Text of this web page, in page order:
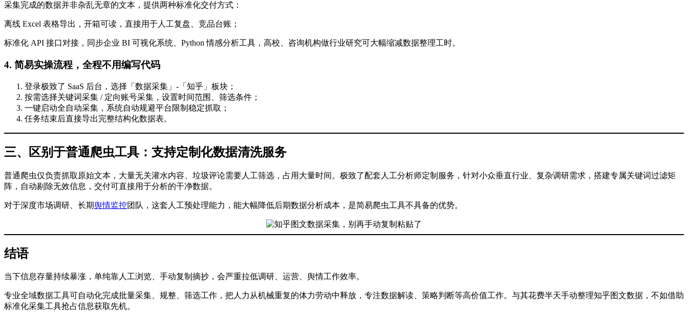
采集完成的数据并非杂乱无章的文本，提供两种标准化交付方式：
离线 Excel 表格导出，开箱可读，直接用于人工复盘、竞品台账；
标准化 API 接口对接，同步企业 BI 可视化系统、Python 情感分析工具，高校、咨询机构做行业研究可大幅缩减数据整理工时。
4. 简易实操流程，全程不用编写代码
登录极致了 SaaS 后台，选择「数据采集」-「知乎」板块；
按需选择关键词采集 / 定向账号采集，设置时间范围、筛选条件；
一键启动全自动采集，系统自动规避平台限制稳定抓取；
任务结束后直接导出完整结构化数据表。
三、区别于普通爬虫工具：支持定制化数据清洗服务
普通爬虫仅负责抓取原始文本，大量无关灌水内容、垃圾评论需要人工筛选，占用大量时间。极致了配套人工分析师定制服务，针对小众垂直行业、复杂调研需求，搭建专属关键词过滤矩
阵，自动剔除无效信息，交付可直接用于分析的干净数据。
对于深度市场调研、长期舆情监控团队，这套人工预处理能力，能大幅降低后期数据分析成本，是简易爬虫工具不具备的优势。
结语
当下信息存量持续暴涨，单纯靠人工浏览、手动复制摘抄，会严重拉低调研、运营、舆情工作效率。
专业全域数据工具可自动化完成批量采集、规整、筛选工作，把人力从机械重复的体力劳动中释放，专注数据解读、策略判断等高价值工作。与其花费半天手动整理知乎图文数据，不如借助
标准化采集工具抢占信息获取先机。